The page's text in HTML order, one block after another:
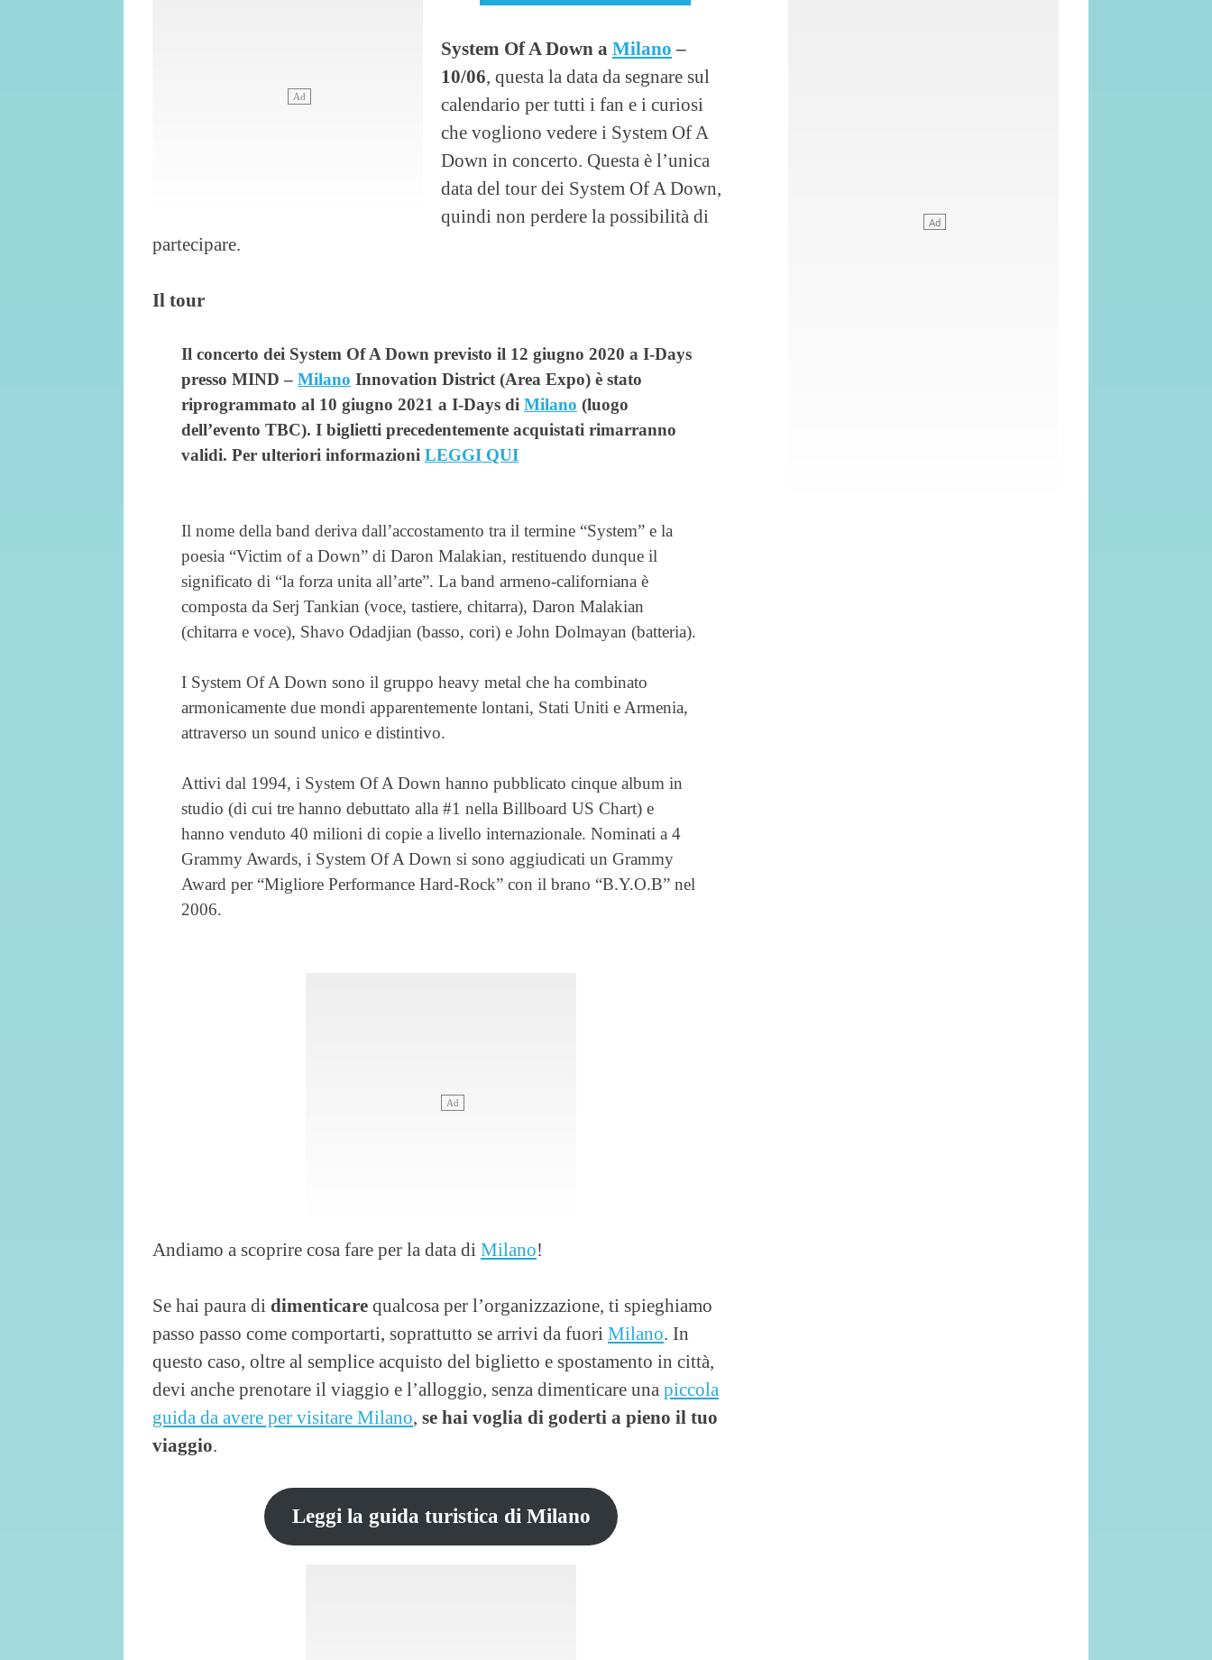
System Of A Down a Milano –
10/06 , questa la data da segnare sul
calendario per tutti i fan e i curiosi
che vogliono vedere i System Of A
Down in concerto. Questa è l’unica
data del tour dei System Of A Down,
quindi non perdere la possibilità di
partecipare.
Il tour
Il concerto dei System Of A Down previsto il 12 giugno 2020 a I-Days
presso MIND – Milano Innovation District (Area Expo) è stato
riprogrammato al 10 giugno 2021 a I-Days di Milano (luogo
dell’evento TBC). I biglietti precedentemente acquistati rimarranno
validi. Per ulteriori informazioni LEGGI QUI
Il nome della band deriva dall’accostamento tra il termine “System” e la
poesia “Victim of a Down” di Daron Malakian, restituendo dunque il
significato di “la forza unita all’arte”. La band armeno-californiana è
composta da Serj Tankian (voce, tastiere, chitarra), Daron Malakian
(chitarra e voce), Shavo Odadjian (basso, cori) e John Dolmayan (batteria).
I System Of A Down sono il gruppo heavy metal che ha combinato
armonicamente due mondi apparentemente lontani, Stati Uniti e Armenia,
attraverso un sound unico e distintivo.
Attivi dal 1994, i System Of A Down hanno pubblicato cinque album in
studio (di cui tre hanno debuttato alla #1 nella Billboard US Chart) e
hanno venduto 40 milioni di copie a livello internazionale. Nominati a 4
Grammy Awards, i System Of A Down si sono aggiudicati un Grammy
Award per “Migliore Performance Hard-Rock” con il brano “B.Y.O.B” nel
2006.
Andiamo a scoprire cosa fare per la data di Milano!
Se hai paura di dimenticare qualcosa per l’organizzazione, ti spieghiamo
passo passo come comportarti, soprattutto se arrivi da fuori Milano. In
questo caso, oltre al semplice acquisto del biglietto e spostamento in città,
devi anche prenotare il viaggio e l’alloggio, senza dimenticare una piccola
guida da avere per visitare Milano, se hai voglia di goderti a pieno il tuo
viaggio.
Leggi la guida turistica di Milano